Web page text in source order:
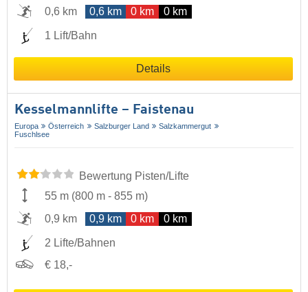
0,6 km 0,6 km 0 km 0 km
1 Lift/Bahn
Details
Kesselmannlifte – Faistenau
Europa Österreich Salzburger Land
Salzkammergut
Fuschlsee
Bewertung Pisten/Lifte
55 m (800 m - 855 m)
0,9 km
0,9 km 0 km 0 km
2 Lifte/Bahnen
€ 18,-